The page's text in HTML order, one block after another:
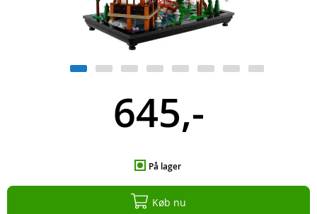
645,-
På lager
Køb nu